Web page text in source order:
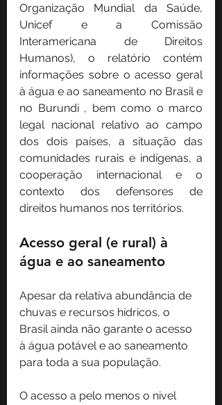
Organização Mundial da Saúde,
Unicef ​​e a Comissão
Interamericana de Direitos
Humanos), o relatório contém
informações sobre o acesso geral
à água e ao saneamento no Brasil e
no Burundi , bem como o marco
legal nacional relativo ao campo
dos dois países, a situação das
comunidades rurais e indígenas, a
cooperação internacional e o
contexto dos defensores de
direitos humanos nos territórios.
Acesso geral (e rural) à
água e ao saneamento
Apesar da relativa abundância de
chuvas e recursos hídricos, o
Brasil ainda não garante o acesso
à água potável e ao saneamento
para toda a sua população.
O acesso a pelo menos o nivel